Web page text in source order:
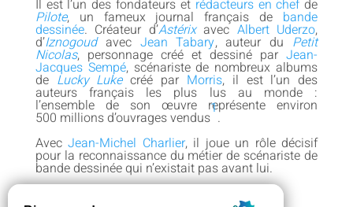
Il est l’un des fondateurs et rédacteurs en chefde
Pilote, un fameux journal français de bande
dessinée. Créateur d’Astérixavec Albert Uderzo,
d’Iznogoudavec Jean Tabary, auteur du Petit
Nicolas, personnage créé et dessiné parJean-
Jacques Sempé, scénariste de nombreux albums
de Lucky Lukecréé par Morris, il est l’un des
auteurs français les plus lus au monde :
l’ensemble de son œuvre représente environ
500 millions d’ouvrages vendus
1
.
AvecJean-Michel Charlier, il joue un rôle décisif
pour la reconnaissance du métier de scénariste de
bande dessinée qui n’existait pas avant lui.